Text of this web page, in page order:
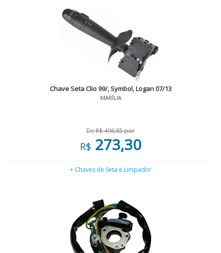
Chave Seta Clio 99/, Symbol, Logan 07/13
MARÍLIA
De R$ 496,85 por
R$ 273,30
+ Chaves de Seta e Limpador